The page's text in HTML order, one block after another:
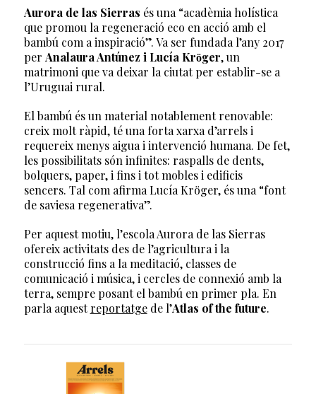
Aurora de las Sierras és una “acadèmia holística
que promou la regeneració eco en acció amb el
bambú com a inspiració”. Va ser fundada l’any 2017
per Analaura Antúnez i Lucía Krӧger, un
matrimoni que va deixar la ciutat per establir-se a
l’Uruguai rural.
El bambú és un material notablement renovable:
creix molt ràpid, té una forta xarxa d’arrels i
requereix menys aigua i intervenció humana. De fet,
les possibilitats són infinites: raspalls de dents,
bolquers, paper, i fins i tot mobles i edificis
sencers. Tal com afirma Lucía Kröger, és una “font
de saviesa regenerativa”.
Per aquest motiu, l’escola Aurora de las Sierras
ofereix activitats des de l’agricultura i la
construcció fins a la meditació, classes de
comunicació i música, i cercles de connexió amb la
terra, sempre posant el bambú en primer pla. En
parla aquestreportatgede l’Atlas of the future.